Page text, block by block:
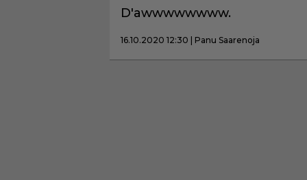
D'awwwwwwww.
16.10.2020 12:30 | Panu Saarenoja